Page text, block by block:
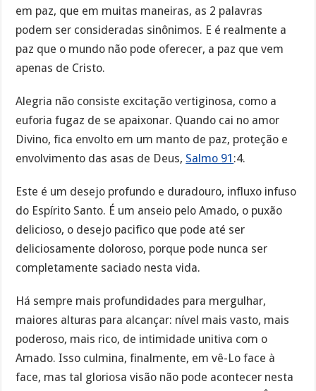
em paz, que em muitas maneiras, as 2 palavras
podem ser consideradas sinônimos. E é realmente a
paz que o mundo não pode oferecer, a paz que vem
apenas de Cristo.
Alegria não consiste excitação vertiginosa, como a
euforia fugaz de se apaixonar. Quando cai no amor
Divino, fica envolto em um manto de paz, proteção e
envolvimento das asas de Deus, Salmo 91 :4.
Este é um desejo profundo e duradouro, influxo infuso
do Espírito Santo. É um anseio pelo Amado, o puxão
delicioso, o desejo pacifico que pode até ser
deliciosamente doloroso, porque pode nunca ser
completamente saciado nesta vida.
Há sempre mais profundidades para mergulhar,
maiores alturas para alcançar: nível mais vasto, mais
poderoso, mais rico, de intimidade unitiva com o
Amado. Isso culmina, finalmente, em vê-Lo face à
face, mas tal gloriosa visão não pode acontecer nesta